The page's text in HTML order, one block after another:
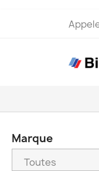
Marque